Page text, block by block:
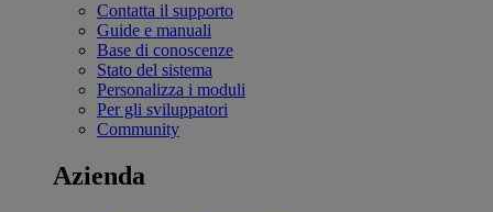
Contatta il supporto
Guide e manuali
Base di conoscenze
Stato del sistema
Personalizza i moduli
Per gli sviluppatori
Community
Azienda